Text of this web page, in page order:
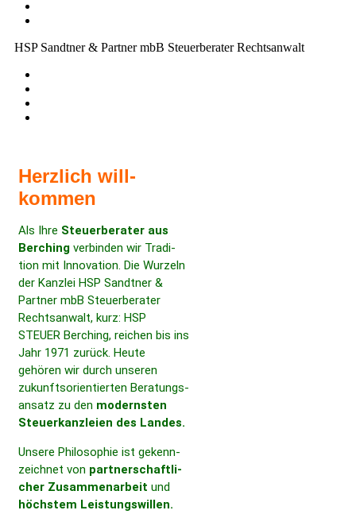
HSP Sandtner & Partner mbB Steuerberater Rechtsanwalt
Herz­lich will­
kommen
Als Ihre Steuer­berater aus
Berching verbinden wir Tradi­
tion mit Inno­va­tion. Die Wurzeln
der Kanzlei HSP Sandtner &
Partner mbB Steuer­berater
Rechts­an­walt, kurz: HSP
STEUER Berching, reichen bis ins
Jahr 1971 zurück. Heute
gehören wir durch unseren
zukunfts­ori­en­tierten Bera­tungs­
an­satz zu den modernsten
Steuer­kanzleien des Landes.
Unsere Philo­so­phie ist gekenn­
zeichnet von part­ner­schaft­li­
cher Zusam­men­ar­beit und
höchstem Leis­tungs­willen.